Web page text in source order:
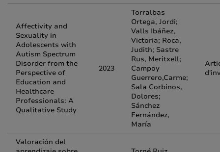
Affectivity and
Sexuality in
Adolescents with
Autism Spectrum
Disorder from the
Perspective of
Education and
Healthcare
Professionals: A
Qualitative Study
2023
Torralbas
Ortega, Jordi;
Valls Ibáñez,
Victoria; Roca,
Judith; Sastre
Rus, Meritxell;
Campoy
Guerrero,Carme;
Sala Corbinos,
Dolores;
Sánchez
Fernández,
María
Valoración del